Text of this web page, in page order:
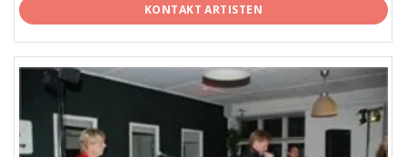
KONTAKT ARTISTEN